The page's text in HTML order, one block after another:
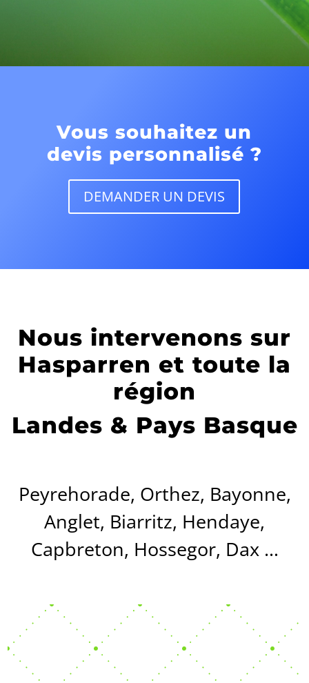
Vous souhaitez un
devis personnalisé ?
DEMANDER UN DEVIS
Nous intervenons sur
Hasparren et toute la
région
Landes & Pays Basque
Peyrehorade, Orthez, Bayonne,
Anglet, Biarritz, Hendaye,
Capbreton, Hossegor, Dax …